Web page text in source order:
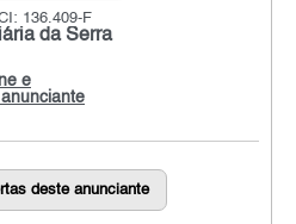
136.409-F
da Serra
e
deste anunciante